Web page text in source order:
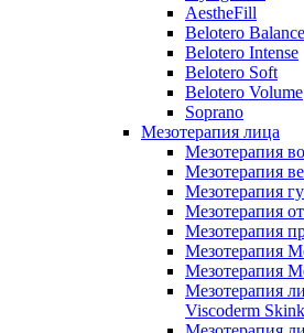
AestheFill
Belotero Balance
Belotero Intense
Belotero Soft
Belotero Volume
Soprano
Мезотерапия лица
Мезотерапия
Мезотерапия
Мезотерапия
Мезотерапия
Мезотерапия
Мезотерапия
Мезотерапия
Мезотерапия
Viscoderm